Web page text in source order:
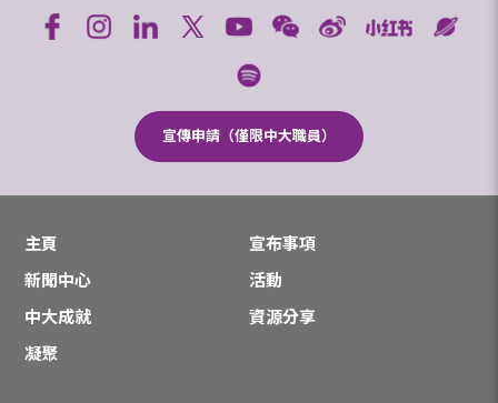
宣傳申請（僅限中大職員）
主頁
宣布事項
新聞中心
活動
中大成就
資源分享
凝聚